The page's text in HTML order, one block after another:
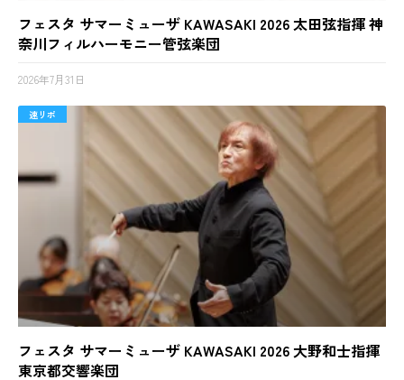
フェスタ サマーミューザ KAWASAKI 2026 太田弦指揮 神
奈川フィルハーモニー管弦楽団
2026年7月31日
速リポ
フェスタ サマーミューザ KAWASAKI 2026 大野和士指揮
東京都交響楽団